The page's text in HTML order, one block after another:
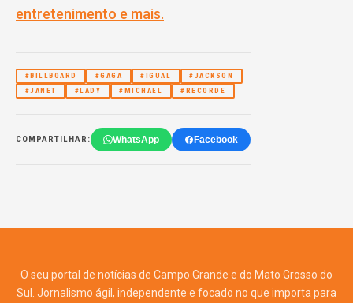
entretenimento e mais.
#BILLBOARD #GAGA #IGUAL
#JACKSON
#JANET
#LADY #MICHAEL #RECORDE
COMPARTILHAR: WhatsApp Facebook
O seu portal de notícias de Campo Grande e do Mato Grosso do
Sul. Jornalismo ágil, independente e focado no que importa para